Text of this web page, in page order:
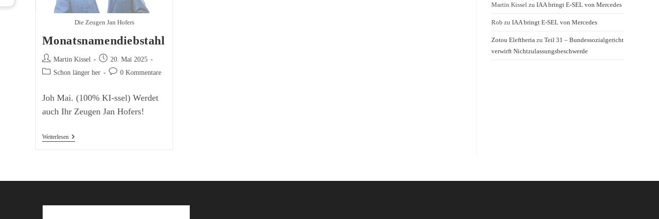
Die Zeugen Jan Hofers
Monatsnamendiebstahl
Beitrags-
Autor:
Martin Kissel
Beitrag
veröffentlicht:
20. Mai 2025
Beitrags-Schon länger her
Beitrags-0 Kommentare
Joh Mai. (100% KI-ssel) Werdet
auch Ihr Zeugen Jan Hofers!
WeiterlesenMonatsnamendiebstahl
Martin Kissel zu IAA bringt E-SEL von Mercedes
Rob zu IAA bringt E-SEL von Mercedes
Zotou Eleftheria zu Teil 31 – Bundessozialgericht
verwirft Nichtzulassungsbeschwerde